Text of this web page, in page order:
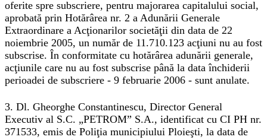
oferite spre subscriere, pentru majorarea capitalului social,
aprobată prin Hotărârea nr. 2 a Adunării Generale
Extraordinare a Acţionarilor societăţii din data de 22
noiembrie 2005, un număr de 11.710.123 acţiuni nu au fost
subscrise. În conformitate cu hotărârea adunării generale,
acţiunile care nu au fost subscrise până la data închiderii
perioadei de subscriere - 9 februarie 2006 - sunt anulate.
3. Dl. Gheorghe Constantinescu, Director General
Executiv al S.C. „PETROM” S.A., identificat cu CI PH nr.
371533, emis de Poliţia municipiului Ploieşti, la data de